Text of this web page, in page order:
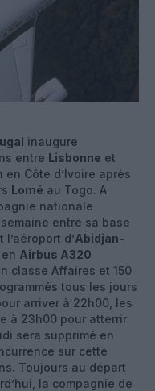
inaugure
entre Lisbonne et
en Côte d’Ivoire après
Lomé au Togo. A
nationale
entre sa base
l’aéroport d’Abidjan-
en Airbus A320
classe Affaires et 150
tous les jours
arriver à 22h00, les
à 23h00 pour atterrir
sera supprimé en
sur cette
Toujours au départ
la compagnie de